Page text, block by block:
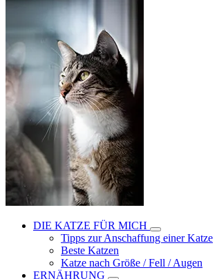
DIE KATZE FÜR MICH
Tipps zur Anschaffung einer Katze
Beste Katzen
Katze nach Größe / Fell / Augen
ERNÄHRUNG